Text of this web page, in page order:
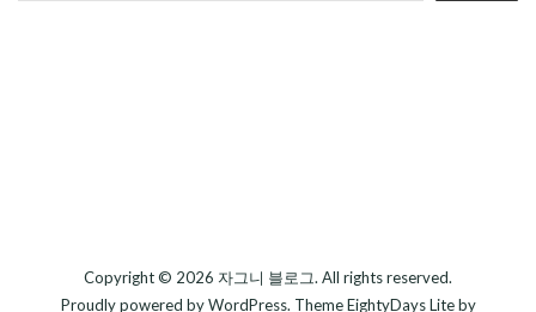
Copyright © 2026 자그니 블로그. All rights reserved.
Proudly powered byWordPress. ThemeEightyDays Liteby